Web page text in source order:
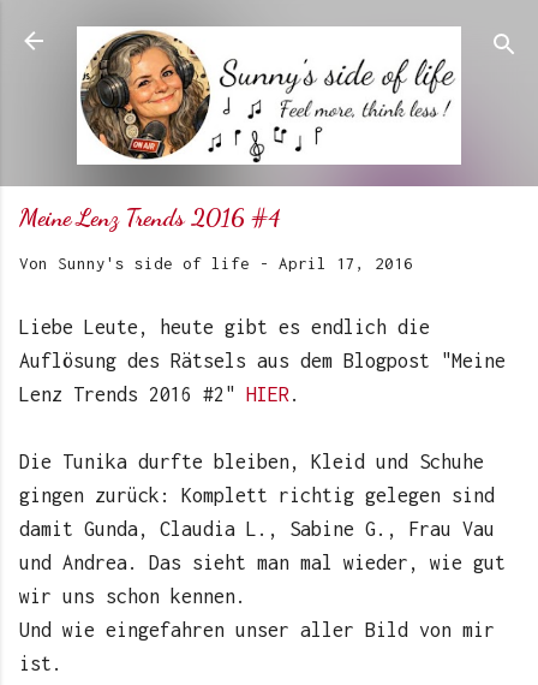
Direkt zum Hauptbereich
Meine Lenz Trends 2016 #4
Von Sunny's side of life - April 17, 2016
Liebe Leute, heute gibt es endlich die
Auflösung des Rätsels aus dem Blogpost "Meine
Lenz Trends 2016 #2"
HIER .
Die Tunika durfte bleiben, Kleid und Schuhe
gingen zurück: Komplett richtig gelegen sind
damit Gunda, Claudia L., Sabine G., Frau Vau
und Andrea. Das sieht man mal wieder, wie gut
wir uns schon kennen.
Und wie eingefahren unser aller Bild von mir
ist.